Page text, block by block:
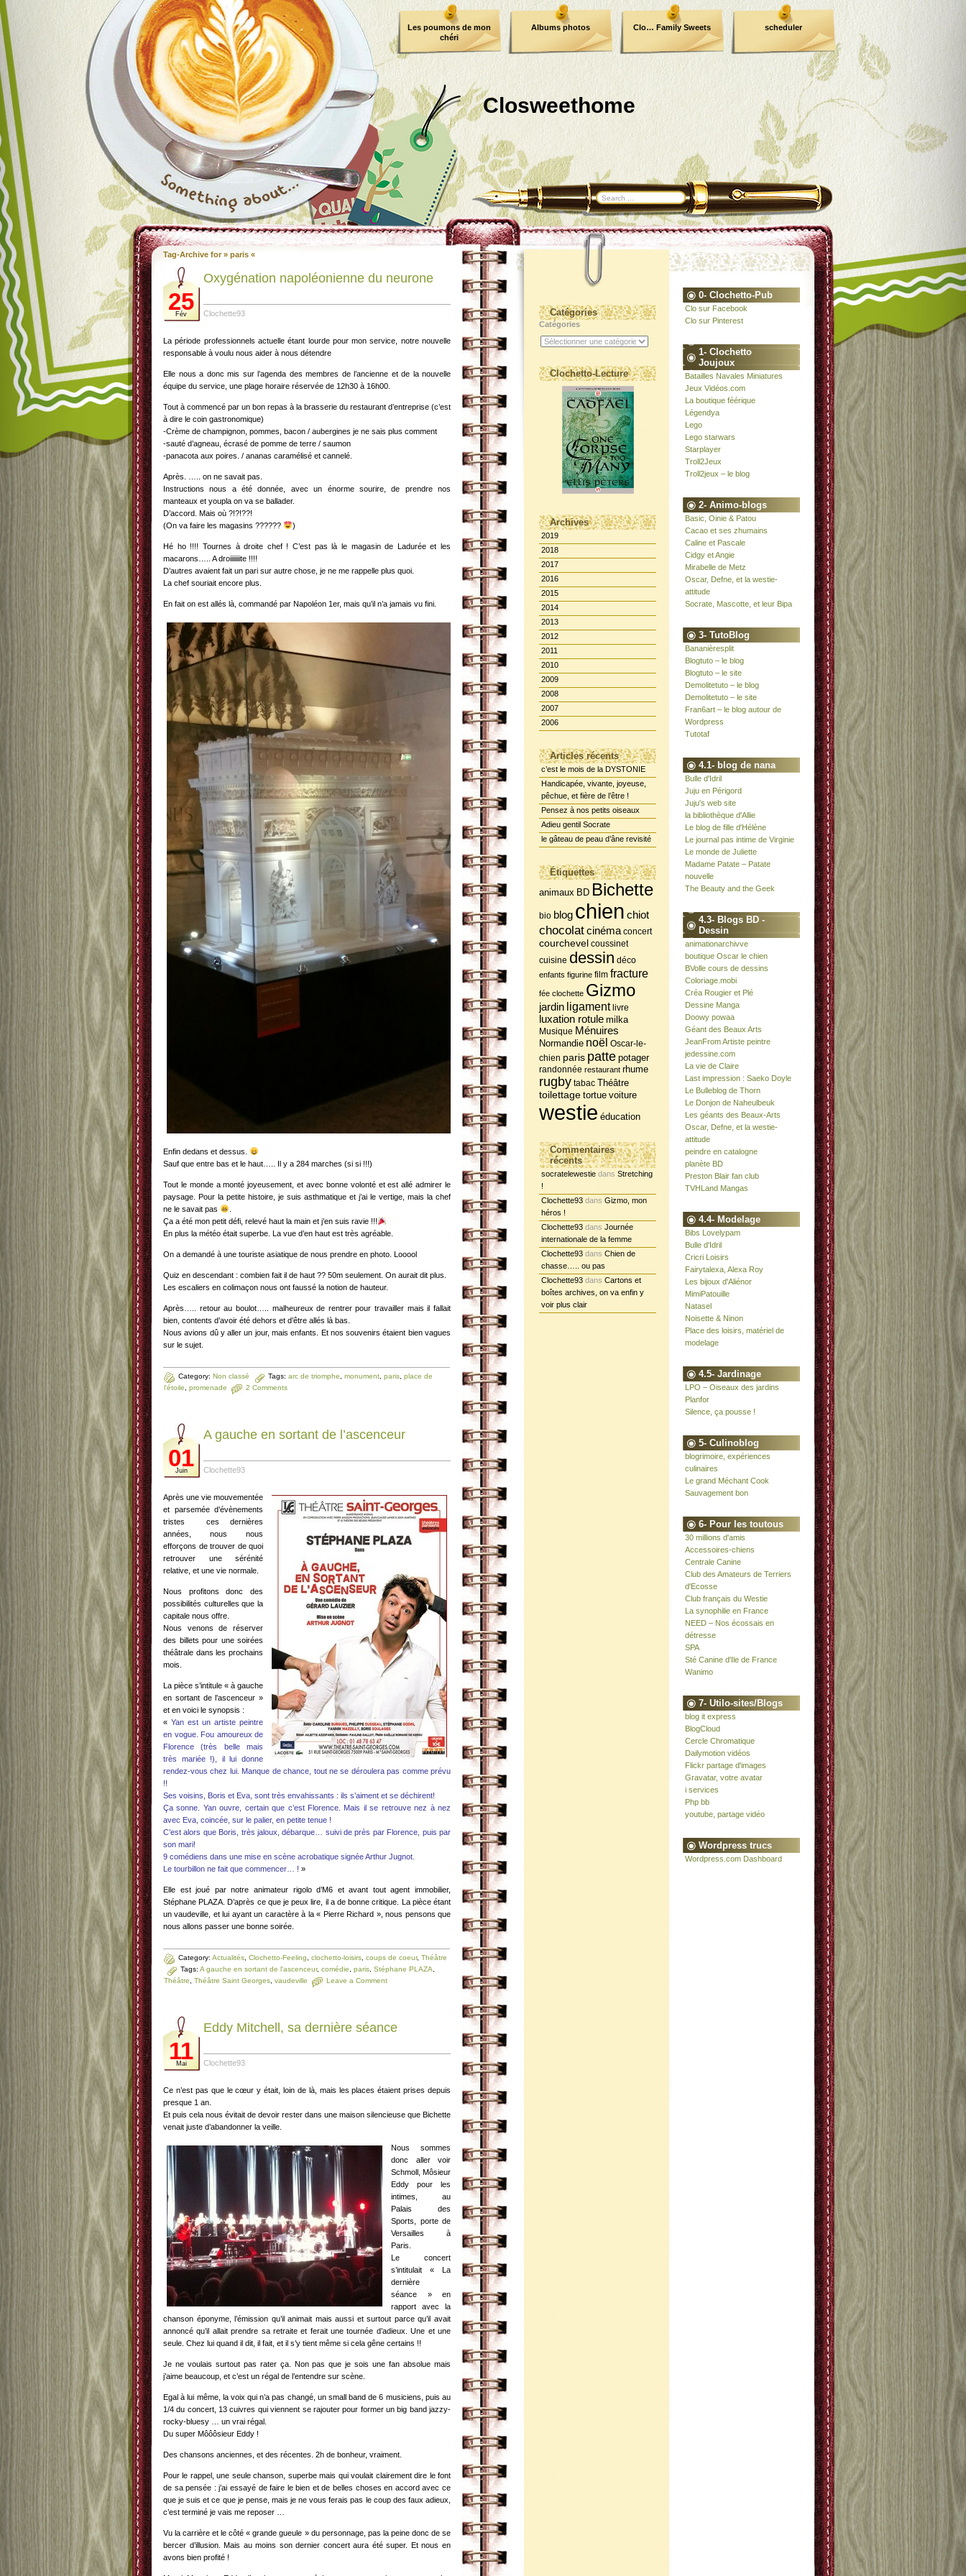
Closweethome
Les poumons de mon
chéri
Albums photos Clo… Family Sweets scheduler
Tag-Archive for » paris «
25
Fév
Oxygénation napoléonienne du neurone
Clochette93
La période professionnels actuelle étant lourde pour mon service, notre nouvelle
responsable à voulu nous aider à nous détendre
Elle nous a donc mis sur l’agenda des membres de l’ancienne et de la nouvelle
équipe du service, une plage horaire réservée de 12h30 à 16h00.
Tout à commencé par un bon repas à la brasserie du restaurant d’entreprise (c’est
à dire le coin gastronomique)
-Crème de champignon, pommes, bacon / aubergines je ne sais plus comment
-sauté d’agneau, écrasé de pomme de terre / saumon
-panacota aux poires. / ananas caramélisé et cannelé.
Après. ….. on ne savait pas.
Instructions nous a été donnée, avec un énorme sourire, de prendre nos
manteaux et youpla on va se ballader.
D’accord. Mais où ?!?!??!
(On va faire les magasins ??????
)
Hé ho !!!! Tournes à droite chef ! C’est pas là le magasin de Ladurée et les
macarons….. A droiiiiiiite !!!!
D’autres avaient fait un pari sur autre chose, je ne me rappelle plus quoi.
La chef souriait encore plus.
En fait on est allés là, commandé par Napoléon 1er, mais qu’il n’a jamais vu fini.
Enfin dedans et dessus.
Sauf que entre bas et le haut….. Il y a 284 marches (si si !!!)
Tout le monde a monté joyeusement, et avec bonne volonté et est allé admirer le
paysage. Pour la petite histoire, je suis asthmatique et j’ai le vertige, mais la chef
ne le savait pas
Ça a été mon petit défi, relevé haut la main et j’en suis ravie !!!
En plus la météo était superbe. La vue d’en haut est très agréable.
On a demandé à une touriste asiatique de nous prendre en photo. Looool
Quiz en descendant : combien fait il de haut ?? 50m seulement. On aurait dit plus.
Les escaliers en colimaçon nous ont faussé la notion de hauteur.
Après….. retour au boulot….. malheureux de rentrer pour travailler mais il fallait
bien, contents d’avoir été dehors et d’être allés là bas.
Nous avions dû y aller un jour, mais enfants. Et nos souvenirs étaient bien vagues
sur le sujet.
Category: Non classé Tags: arc de triomphe monument paris place de
l'étoile
promenade 2 Comments
01
Juin
A gauche en sortant de l’ascenceur
Clochette93
Après une vie mouvementée
et parsemée d’évènements
tristes ces dernières
années, nous nous
efforçons de trouver de quoi
retrouver une sérénité
relative, et une vie normale.
Nous profitons donc des
possibilités culturelles que la
capitale nous offre.
Nous venons de réserver
des billets pour une soirées
théâtrale dans les prochains
mois.
La pièce s’intitule « à gauche
en sortant de l’ascenceur »
et en voici le synopsis :
« Yan est un artiste peintre
en vogue. Fou amoureux de
Florence (très belle mais
très mariée !), il lui donne
rendez-vous chez lui. Manque de chance, tout ne se déroulera pas comme prévu
!!
Ses voisins, Boris et Eva, sont très envahissants : ils s’aiment et se déchirent!
Ça sonne. Yan ouvre, certain que c’est Florence. Mais il se retrouve nez à nez
avec Eva, coincée, sur le palier, en petite tenue !
C’est alors que Boris, très jaloux, débarque… suivi de près par Florence, puis par
son mari!
9 comédiens dans une mise en scène acrobatique signée Arthur Jugnot.
Le tourbillon ne fait que commencer… ! »
Elle est joué par notre animateur rigolo d’M6 et avant tout agent immobilier,
Stéphane PLAZA. D’après ce que je peux lire, il a de bonne critique. La pièce étant
un vaudeville, et lui ayant un caractère à la « Pierre Richard », nous pensons que
nous allons passer une bonne soirée.
Category: Actualités Clochetto-Feeling clochetto-loisirs coups de coeur, Théâtre
Tags: A gauche en sortant de l'ascenceur, comédie paris Stéphane PLAZA
Théâtre
Théâtre Saint Georges vaudeville Leave a Comment
11
Mai
Eddy Mitchell, sa dernière séance
Clochette93
Ce n’est pas que le cœur y était, loin de là, mais les places étaient prises depuis
presque 1 an.
Et puis cela nous évitait de devoir rester dans une maison silencieuse que Bichette
venait juste d’abandonner la veille.
Nous sommes
donc aller voir
Schmoll, Môsieur
Eddy pour les
intimes, au
Palais des
Sports, porte de
Versailles à
Paris.
Le concert
s’intitulait « La
dernière
séance » en
rapport avec la
chanson éponyme, l’émission qu’il animait mais aussi et surtout parce qu’il avait
annoncé qu’il allait prendre sa retraite et ferait une tournée d’adieux. Une et une
seule. Chez lui quand il dit, il fait, et il s’y tient même si cela gêne certains !!
Je ne voulais surtout pas rater ça. Non pas que je sois une fan absolue mais
j’aime beaucoup, et c’est un régal de l’entendre sur scène.
Egal à lui même, la voix qui n’a pas changé, un small band de 6 musiciens, puis au
1/4 du concert, 13 cuivres qui viennent se rajouter pour former un big band jazzy-
rocky-bluesy … un vrai régal.
Du super Môôôsieur Eddy !
Des chansons anciennes, et des récentes. 2h de bonheur, vraiment.
Pour le rappel, une seule chanson, superbe mais qui voulait clairement dire le font
de sa pensée : j’ai essayé de faire le bien et de belles choses en accord avec ce
que je suis et ce que je pense, mais je ne vous ferais pas le coup des faux adieux,
c’est terminé je vais me reposer …
Vu la carrière et le côté « grande gueule » du personnage, pas la peine donc de se
bercer d’illusion. Mais au moins son dernier concert aura été super. Et nous en
avons bien profité !
Catégories
Catégories
Clochetto-Lecture
Archives
2019
2018
2017
2016
2015
2014
2013
2012
2011
2010
2009
2008
2007
2006
Articles récents
c’est le mois de la DYSTONIE
Handicapée, vivante, joyeuse,
pêchue, et fière de l’être !
Pensez à nos petits oiseaux
Adieu gentil Socrate
le gâteau de peau d’âne revisité
Étiquettes
animaux BD Bichette
bio blog chien chiot
chocolatcinéma concert
courchevel coussinet
cuisine dessin déco
enfants figurine film fracture
fée clochette Gizmo
jardin ligament livre
luxation rotule milka
Musique Ménuires
Normandie noël Oscar-le-
chien paris patte potager
randonnée restaurant rhume
rugby tabac Théâtre
toilettage tortue voiture
westie éducation
Commentaires
récents
socratelewestie dans Stretching
!
Clochette93 dans Gizmo, mon
héros !
Clochette93 dans Journée
internationale de la femme
Clochette93 dans Chien de
chasse….. ou pas
Clochette93 dans Cartons et
boîtes archives, on va enfin y
voir plus clair
0- Clochetto-Pub
Clo sur Facebook
Clo sur Pinterest
1- Clochetto
Joujoux
Batailles Navales Miniatures
Jeux Vidéos.com
La boutique féérique
Légendya
Lego
Lego starwars
Starplayer
Troll2Jeux
Troll2jeux – le blog
2- Animo-blogs
Basic, Oinie & Patou
Cacao et ses zhumains
Caline et Pascale
Cidgy et Angie
Mirabelle de Metz
Oscar, Defne, et la westie-
attitude
Socrate, Mascotte, et leur Bipa
3- TutoBlog
Bananièresplit
Blogtuto – le blog
Blogtuto – le site
Demolitetuto – le blog
Demolitetuto – le site
Fran6art – le blog autour de
Wordpress
Tutotaf
4.1- blog de nana
Bulle d'Idril
Juju en Périgord
Juju's web site
la bibliothèque d'Allie
Le blog de fille d'Hélène
Le journal pas intime de Virginie
Le monde de Juliette
Madame Patate – Patate
nouvelle
The Beauty and the Geek
4.3- Blogs BD -
Dessin
animationarchivve
boutique Oscar le chien
BVolle cours de dessins
Coloriage.mobi
Créa Rougier et Plé
Dessine Manga
Doowy powaa
Géant des Beaux Arts
JeanFrom Artiste peintre
jedessine.com
La vie de Claire
Last impression : Saeko Doyle
Le Bulleblog de Thorn
Le Donjon de Naheulbeuk
Les géants des Beaux-Arts
Oscar, Defne, et la westie-
attitude
peindre en catalogne
planète BD
Preston Blair fan club
TVHLand Mangas
4.4- Modelage
Bibs Lovelypam
Bulle d'Idril
Cricri Loisirs
Fairytalexa, Alexa Roy
Les bijoux d'Aliénor
MimiPatouille
Natasel
Noisette & Ninon
Place des loisirs, matériel de
modelage
4.5- Jardinage
LPO – Oiseaux des jardins
Planfor
Silence, ça pousse !
5- Culinoblog
blogrimoire, expériences
culinaires
Le grand Méchant Cook
Sauvagement bon
6- Pour les toutous
30 millions d'amis
Accessoires-chiens
Centrale Canine
Club des Amateurs de Terriers
d'Ecosse
Club français du Westie
La synophilie en France
NEED – Nos écossais en
détresse
SPA
Sté Canine d'Ile de France
Wanimo
7- Utilo-sites/Blogs
blog it express
BlogCloud
Cercle Chromatique
Dailymotion vidéos
Flickr partage d'images
Gravatar, votre avatar
i services
Php bb
youtube, partage vidéo
Wordpress trucs
Wordpress.com Dashboard